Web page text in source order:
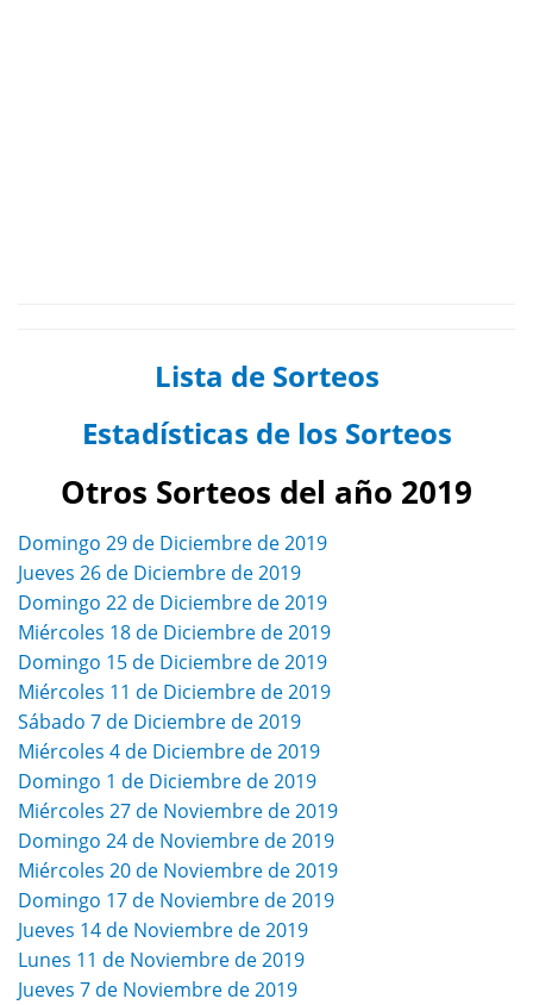
Lista de Sorteos
Estadísticas de los Sorteos
Otros Sorteos del año 2019
Domingo 29 de Diciembre de 2019
Jueves 26 de Diciembre de 2019
Domingo 22 de Diciembre de 2019
Miércoles 18 de Diciembre de 2019
Domingo 15 de Diciembre de 2019
Miércoles 11 de Diciembre de 2019
Sábado 7 de Diciembre de 2019
Miércoles 4 de Diciembre de 2019
Domingo 1 de Diciembre de 2019
Miércoles 27 de Noviembre de 2019
Domingo 24 de Noviembre de 2019
Miércoles 20 de Noviembre de 2019
Domingo 17 de Noviembre de 2019
Jueves 14 de Noviembre de 2019
Lunes 11 de Noviembre de 2019
Jueves 7 de Noviembre de 2019